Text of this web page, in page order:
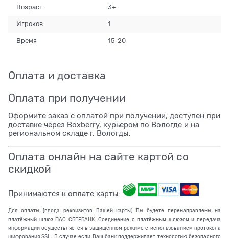
Возраст 3+
Игроков 1
Время 15-20
Оплата и доставка
Оплата при получении
Оформите заказ с оплатой при получении, доступен при
доставке через Boxberry, курьером по Вологде и на
региональном складе г. Вологды.
Оплата онлайн на сайте картой со
скидкой
Принимаются к оплате карты:
Для оплаты (ввода реквизитов Вашей карты) Вы будете перенаправлены на
платёжный шлюз ПАО СБЕРБАНК. Соединение с платёжным шлюзом и передача
информации осуществляется в защищённом режиме с использованием протокола
шифрования SSL. В случае если Ваш банк поддерживает технологию безопасного